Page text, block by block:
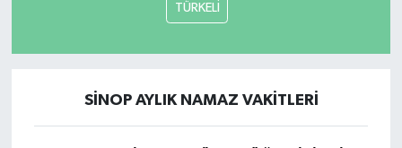
TÜRKELİ
SİNOP AYLIK NAMAZ VAKITLERI